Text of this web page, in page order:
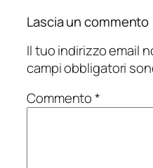
Lascia un commento
Il tuo indirizzo email
campi obbligatori
Commento*